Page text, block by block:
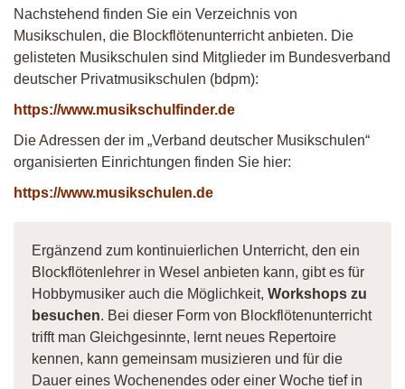
Nachstehend finden Sie ein Verzeichnis von
Musikschulen, die Blockflötenunterricht anbieten. Die
gelisteten Musikschulen sind Mitglieder im Bundesverband
deutscher Privatmusikschulen (bdpm):
https://www.musikschulfinder.de
Die Adressen der im „Verband deutscher Musikschulen“
organisierten Einrichtungen finden Sie hier:
https://www.musikschulen.de
Ergänzend zum kontinuierlichen Unterricht, den ein
Blockflötenlehrer in Wesel anbieten kann, gibt es für
Hobbymusiker auch die Möglichkeit, Workshops zu
besuchen. Bei dieser Form von Blockflötenunterricht
trifft man Gleichgesinnte, lernt neues Repertoire
kennen, kann gemeinsam musizieren und für die
Dauer eines Wochenendes oder einer Woche tief in